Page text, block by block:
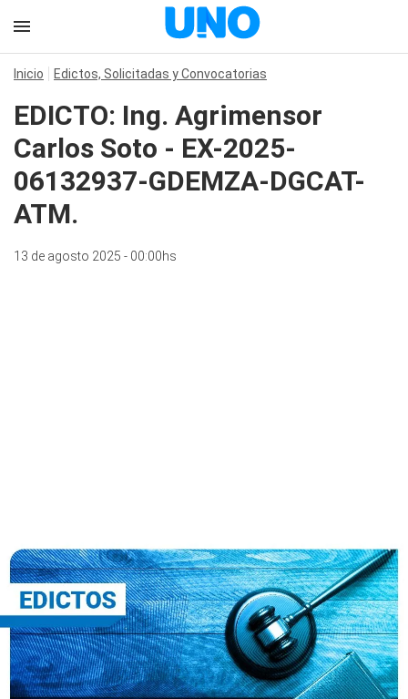
Inicio Edictos, Solicitadas y Convocatorias
EDICTO: Ing. Agrimensor
Carlos Soto - EX-2025-
06132937-GDEMZA-DGCAT-
ATM.
13 de agosto 2025 - 00:00hs